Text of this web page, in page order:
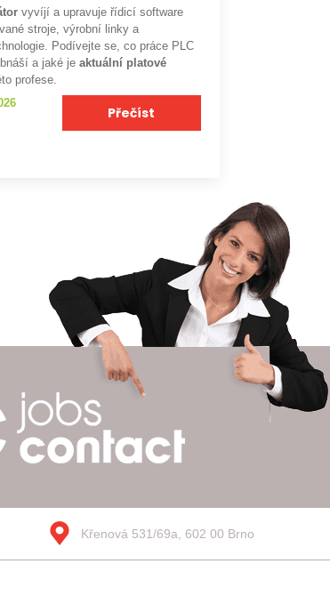
vyvíjí a upravuje řídicí software
stroje, výrobní linky a
Podívejte se, co práce PLC
a jaké je aktuální platové
profese.
Přečíst
Křenová 531/69a, 602 00 Brno